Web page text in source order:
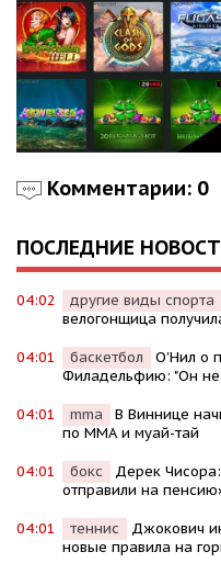
Комментарии: 0
ПОСЛЕДНИЕ
04:02 другие виды спорта
велогонщица
04:01 баскетбол
О'Нил о
Филадельфию: "Он не
04:01 mma
В Виннице
по ММА и муай-тай
04:01 бокс
Дерек Чисора:
отправили на
04:01 теннис
Джокович
новые правила на